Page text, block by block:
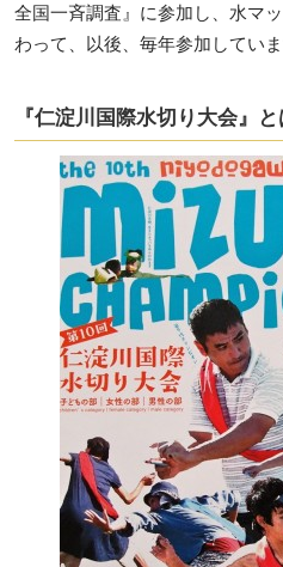
全国一斉調査』に参加し、水マ
わって、以後、毎年参加していま
『仁淀川国際水切り大会』と